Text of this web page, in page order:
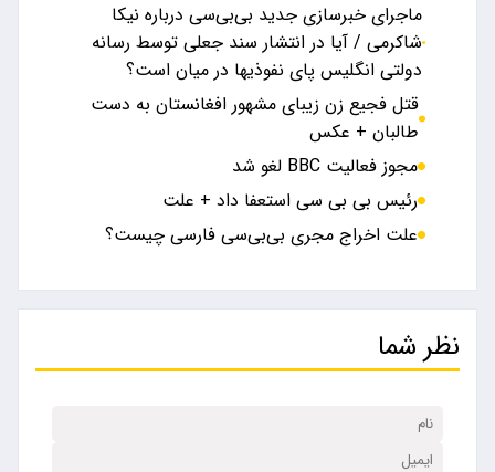
ماجرای خبرسازی جدید بی‌بی‌سی درباره نیکا
شاکرمی / آیا در انتشار سند جعلی توسط رسانه
دولتی انگلیس پای نفوذی‎ها در میان است؟
قتل فجیع زن زیبای مشهور افغانستان به دست
طالبان + عکس
مجوز فعالیت BBC لغو شد
رئیس بی بی سی استعفا داد + علت
علت اخراج مجری بی‌بی‌سی فارسی چیست؟
نظر شما